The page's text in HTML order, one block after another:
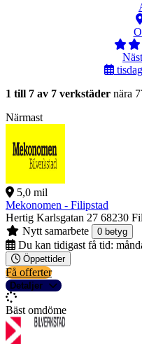
1 till 7 av 7 verkstäder nära
Närmast
5,0 mil
Mekonomen - Filipstad
Hertig Karlsgatan 27 68230
Nytt samarbete
0 betyg
Du kan tidigast få tid:
Öppettider
Få offerter
Detaljer
Bäst omdöme